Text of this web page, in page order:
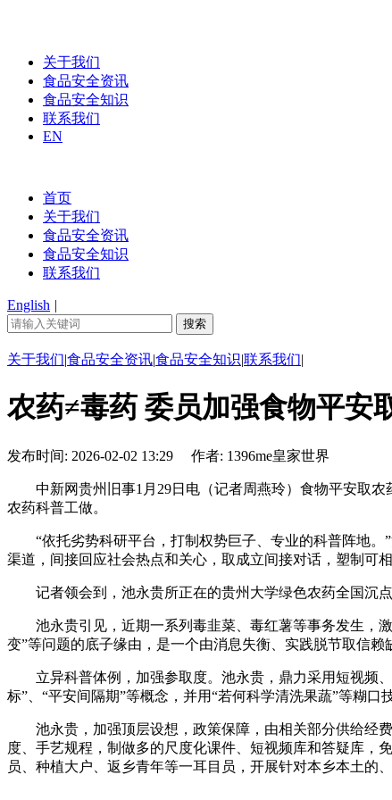
关于我们
食品安全资讯
食品安全知识
联系我们
EN
首页
关于我们
食品安全资讯
食品安全知识
联系我们
English |
关于我们|食品安全资讯|食品安全知识|联系我们|
农药≠毒药 委员加强食物平安
发布时间: 2026-02-02 13:29 作者: 1396me皇家世界
中新网贵州旧事1月29日电（记者周燕玲）食物平安取农
农药科普工做。
“依托劣势科研平台，打制权势巨子、专业的科普阵地。”
渠道，间接回应社会热点和关心，取成立间接对话，塑制可
记者领会到，池永贵所正在的贵州大学绿色农药全国沉点
池永贵引见，近期一系列毒韭菜、毒红薯等事务发生，激
变”等问题的底子缘由，是一个由消息失衡、实践脱节取信赖
立异科普体例，加强参取度。池永贵，鼎力采用短视频、
标”、“平安间隔期”等概念，并用“若何科学清洗果蔬”等糊
池永贵，加强顶层设想，政策保障，由相关部分供给经费
度、手艺规程，制做多的尺度化课件、短视频库和答疑库，
员、种植大户、返乡青年等一耳目员，开展针对本乡本土的